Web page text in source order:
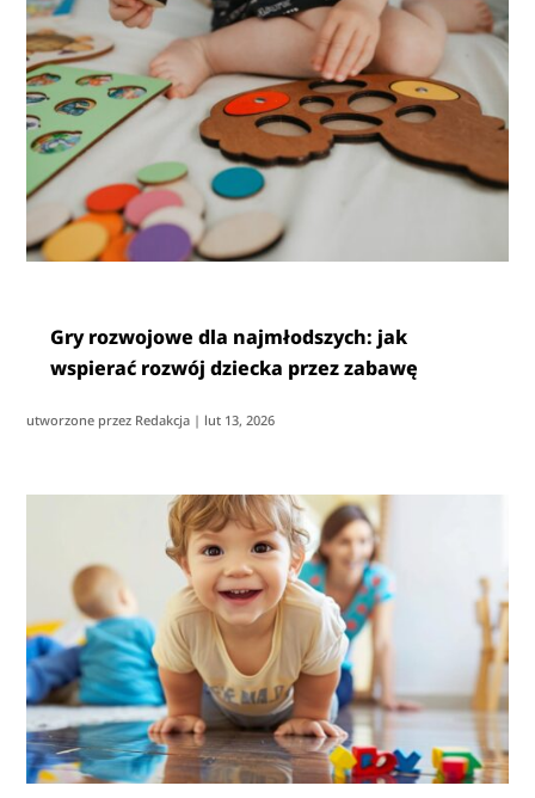
Gry rozwojowe dla najmłodszych: jak
wspierać rozwój dziecka przez zabawę
utworzone przez Redakcja | lut 13, 2026